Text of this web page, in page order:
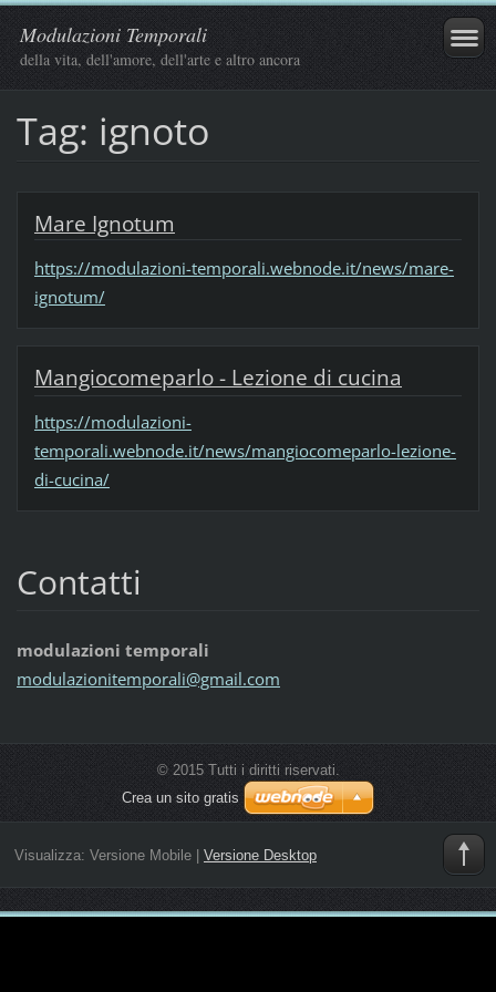
Modulazioni Temporali
della vita, dell'amore, dell'arte e altro ancora
Tag: ignoto
Mare Ignotum
https://modulazioni-temporali.webnode.it/news/mare-
ignotum/
Mangiocomeparlo - Lezione di cucina
https://modulazioni-
temporali.webnode.it/news/mangiocomeparlo-lezione-
di-cucina/
Contatti
modulazioni temporali
modulazionitemporali@gmail.com
© 2015 Tutti i diritti riservati.
Crea un sito gratis
Visualizza: Versione Mobile| Versione Desktop